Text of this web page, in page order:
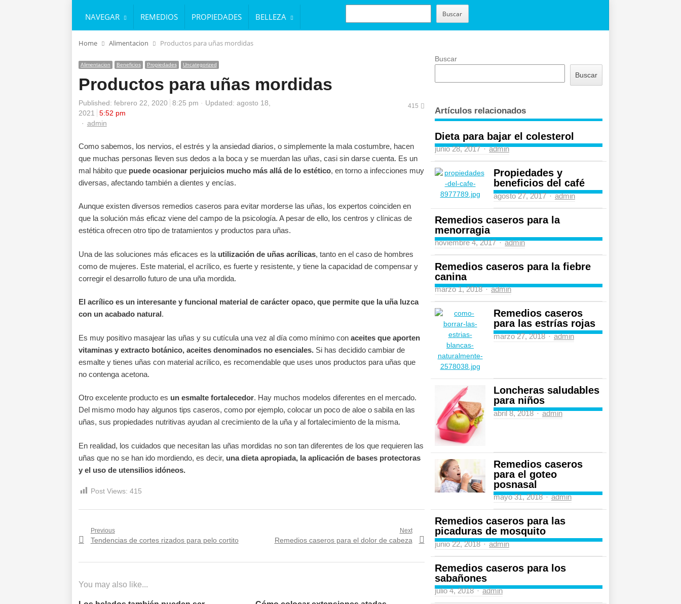
NAVEGAR REMEDIOS PROPIEDADES BELLEZA
BUSCAR
Buscar
Home Alimentacion Productos para uñas mordidas
Alimentacion Beneficios Propiedades Uncategorized
Productos para uñas mordidas
Published: febrero 22, 2020 8:25 pm
Updated: agosto 18,
2021
5:52 pm
Author
admin
415
Como sabemos, los nervios, el estrés y la ansiedad diarios, o simplemente la mala costumbre, hacen
que muchas personas lleven sus dedos a la boca y se muerdan las uñas, casi sin darse cuenta. Es un
mal hábito que puede ocasionar perjuicios mucho más allá de lo estético, en torno a infecciones muy
diversas, afectando también a dientes y encías.
Aunque existen diversos remedios caseros para evitar morderse las uñas, los expertos coinciden en
que la solución más eficaz viene del campo de la psicología. A pesar de ello, los centros y clínicas de
estética ofrecen otro tipo de tratamientos y productos para uñas.
Una de las soluciones más eficaces es la utilización de uñas acrílicas, tanto en el caso de hombres
como de mujeres. Este material, el acrílico, es fuerte y resistente, y tiene la capacidad de compensar y
corregir el desarrollo futuro de una uña mordida.
El acrílico es un interesante y funcional material de carácter opaco, que permite que la uña luzca
con un acabado natural.
Es muy positivo masajear las uñas y su cutícula una vez al día como mínimo con aceites que aporten
vitaminas y extracto botánico, aceites denominados no esenciales.Si has decidido cambiar de
esmalte y tienes uñas con material acrílico, es recomendable que uses unos productos para uñas que
no contenga acetona.
Otro excelente producto es un esmalte fortalecedor. Hay muchos modelos diferentes en el mercado.
Del mismo modo hay algunos tips caseros, como por ejemplo, colocar un poco de aloe o sabila en las
uñas, sus propiedades nutritivas ayudan al crecimiento de la uña y al fortalecimiento de la misma.
En realidad, los cuidados que necesitan las uñas mordidas no son tan diferentes de los que requieren las
uñas que no se han ido mordiendo, es decir, una dieta apropiada, la aplicación de bases protectoras
y el uso de utensilios idóneos.
Post Views: 415
Navegación
Previous
Previous
Tendencias de cortes rizados para pelo cortito
Next
Next
Remedios caseros para el dolor de cabeza
You may also like...
Buscar
Buscar
Artículos relacionados
Dieta para bajar el colesterol
junio 28, 2017 Author
admin
Propiedades y
beneficios del café
agosto 27, 2017 Author
admin
Remedios caseros para la
menorragia
noviembre 4, 2017 Author
admin
Remedios caseros para la fiebre
canina
marzo 1, 2018 Author
admin
Remedios caseros
para las estrías rojas
marzo 27, 2018 Author
admin
Loncheras saludables
para niños
abril 8, 2018 Author
admin
Remedios caseros
para el goteo
posnasal
mayo 31, 2018 Author
admin
Remedios caseros para las
picaduras de mosquito
junio 22, 2018 Author
admin
Remedios caseros para los
sabañones
julio 4, 2018 Author
admin